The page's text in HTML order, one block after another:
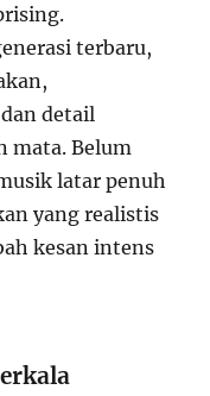
terbaru,
detail
mata. Belum
latar penuh
yang realistis
kesan intens